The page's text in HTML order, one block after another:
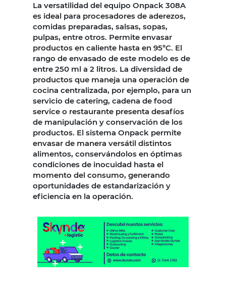
La versatilidad del equipo Onpack 308A
es ideal para procesadores de aderezos,
comidas preparadas, salsas, sopas,
pulpas, entre otros. Permite envasar
productos en caliente hasta en 95°C. El
rango de envasado de este modelo es de
entre 250 ml a 2 litros. La diversidad de
productos que maneja una operación de
cocina centralizada, por ejemplo, para un
servicio de catering, cadena de food
service o restaurante presenta desafíos
de manipulación y conservación de los
productos. El sistema Onpack permite
envasar de manera versátil distintos
alimentos, conservándolos en óptimas
condiciones de inocuidad hasta el
momento del consumo, generando
oportunidades de estandarización y
eficiencia en la operación.